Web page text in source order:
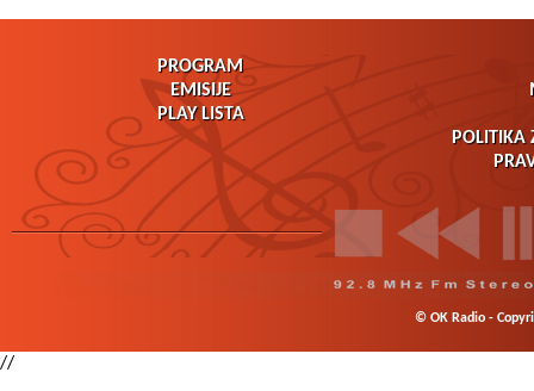
PROGRAM
EMISIJE
PLAY LISTA
POLITIKA
© OK Radio -
//